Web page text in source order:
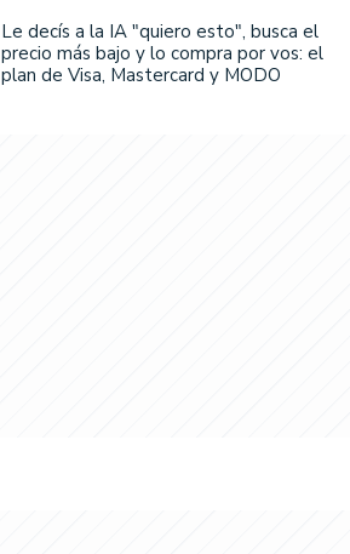
Le decís a la IA "quiero esto", busca el
precio más bajo y lo compra por vos: el
plan de Visa, Mastercard y MODO